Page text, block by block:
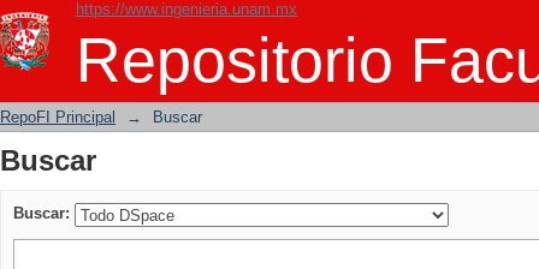
https://www.ingenieria.unam.mx
Repositorio
Buscar
RepoFI Principal → Buscar
Buscar
Buscar: